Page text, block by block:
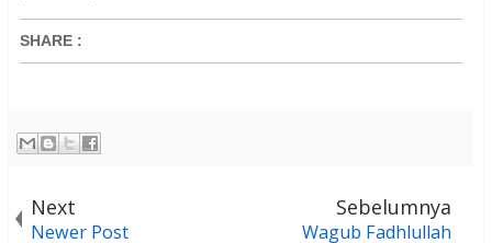
SHARE :
Next
Newer Post
Sebelumnya
Wagub Fadhlullah